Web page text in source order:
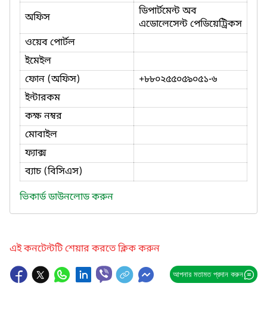
অফিস
ডিপার্টমেন্ট অব
এডোলেসেন্ট পেডিয়েট্রিকস
ওয়েব পোর্টল
ইমেইল
ফোন (অফিস)
+৮৮০২৫৫০৫৯০৫১-৬
ইন্টারকম
কক্ষ নম্বর
মোবাইল
ফ্যাক্স
ব্যাচ (বিসিএস)
ভিকার্ড ডাউনলোড করুন
এই কনটেন্টটি শেয়ার করতে ক্লিক করুন
আপনার মতামত প্রদান করুন